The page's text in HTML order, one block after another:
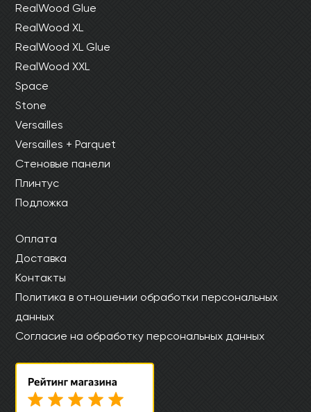
RealWood Glue
RealWood XL
RealWood XL Glue
RealWood XXL
Space
Stone
Versailles
Versailles + Parquet
Стеновые панели
Плинтус
Подложка
Оплата
Доставка
Контакты
Политика в отношении обработки персональных
данных
Согласие на обработку персональных данных